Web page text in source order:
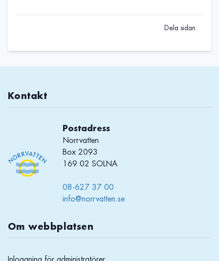
Dela sidan
Kontakt
Postadress
Norrvatten
Box 2093
169 02 SOLNA
08-627 37 00
info@norrvatten.se
Om webbplatsen